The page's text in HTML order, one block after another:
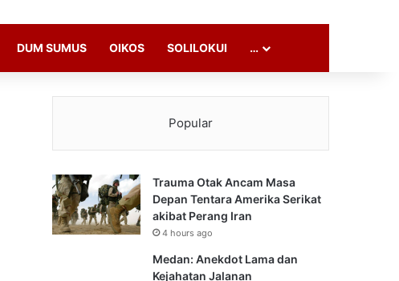
DUM SUMUS OIKOS SOLILOKUI …
Popular
Trauma Otak Ancam Masa
Depan Tentara Amerika Serikat
akibat Perang Iran
4 hours ago
Medan: Anekdot Lama dan
Kejahatan Jalanan